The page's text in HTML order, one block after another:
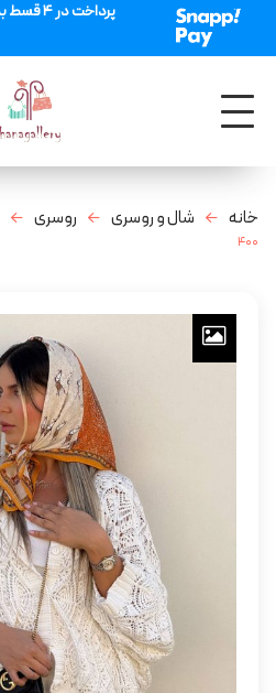
پرداخت در 4 قسط بدون 1 ریال سود و ضمانت
خانه شال و روسری روسری
۴۰۰